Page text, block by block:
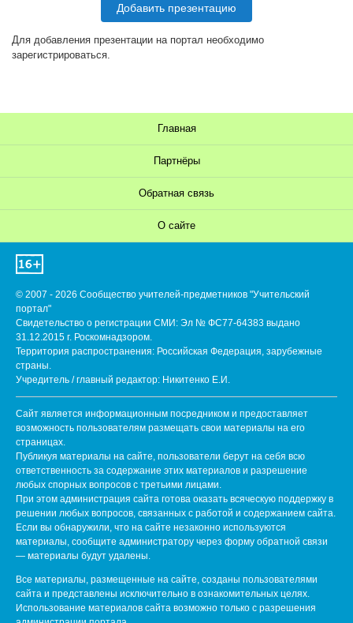
Добавить презентацию
Для добавления презентации на портал необходимо
зарегистрироваться.
Главная
Партнёры
Обратная связь
О сайте
© 2007 - 2026 Сообщество учителей-предметников "Учительский
портал"
Свидетельство о регистрации СМИ: Эл № ФС77-64383 выдано
31.12.2015 г. Роскомнадзором.
Территория распространения: Российская Федерация, зарубежные
страны.
Учредитель / главный редактор: Никитенко Е.И.
Сайт является информационным посредником и предоставляет
возможность пользователям размещать свои материалы на его
страницах.
Публикуя материалы на сайте, пользователи берут на себя всю
ответственность за содержание этих материалов и разрешение
любых спорных вопросов с третьими лицами.
При этом администрация сайта готова оказать всяческую поддержку в
решении любых вопросов, связанных с работой и содержанием сайта.
Если вы обнаружили, что на сайте незаконно используются
материалы, сообщите администратору через форму обратной связи
— материалы будут удалены.
Все материалы, размещенные на сайте, созданы пользователями
сайта и представлены исключительно в ознакомительных целях.
Использование материалов сайта возможно только с разрешения